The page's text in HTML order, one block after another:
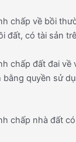
chấp về bồi
đất, có tài sản
chấp đất đai về
quyền sử
chấp nhà đất